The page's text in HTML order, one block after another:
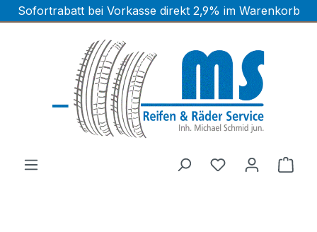
Zum Hauptinhalt springen
Sofortrabatt bei Vorkasse direkt 2,9% im Warenkorb